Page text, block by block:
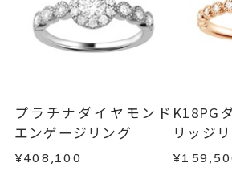
刻印文字数
5文字まで刻印可
刻印字体
文字タイプA、文
商品の品質には万全を期してお
不良品の場合、またはご注文の
はお問い合わせフォームよりご
この場合の返送料は弊社にて
で、着払いにてご返送ください
詳細はこちら
プラチナダイヤモンド
エンゲージリング
¥408,100
K18PG
リッジ